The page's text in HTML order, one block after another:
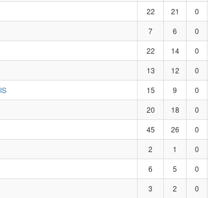
22 21 0
7 6 0
22 14 0
13 12 0
15 9 0
20 18 0
45 26 0
2 1 0
6 5 0
3 2 0